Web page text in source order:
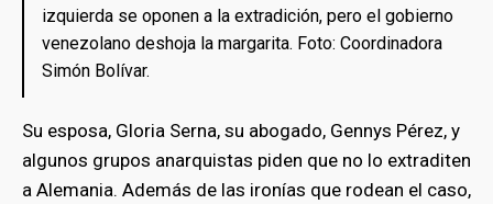
izquierda se oponen a la extradición, pero el gobierno
venezolano deshoja la margarita. Foto: Coordinadora
Simón Bolívar.
Su esposa, Gloria Serna, su abogado, Gennys Pérez, y
algunos grupos anarquistas piden que no lo extraditen
a Alemania. Además de las ironías que rodean el caso,